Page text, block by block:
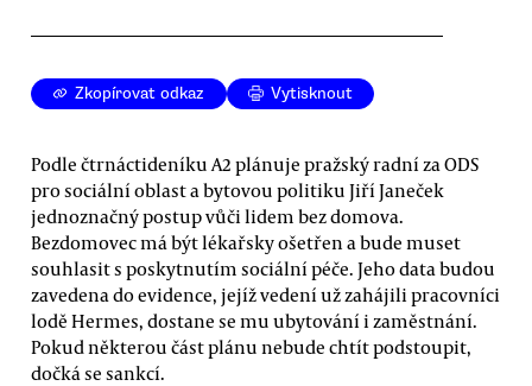
Zkopírovat odkaz Vytisknout
Podle čtrnáctideníku A2 plánuje pražský radní za ODS
pro sociální oblast a bytovou politiku Jiří Janeček
jednoznačný postup vůči lidem bez domova.
Bezdomovec má být lékařsky ošetřen a bude muset
souhlasit s poskytnutím sociální péče. Jeho data budou
zavedena do evidence, jejíž vedení už zahájili pracovníci
lodě Hermes, dostane se mu ubytování i zaměstnání.
Pokud některou část plánu nebude chtít podstoupit,
dočká se sankcí.